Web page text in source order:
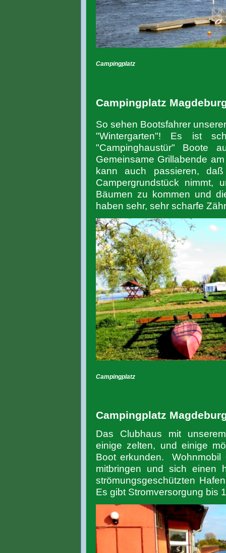
Campingplatz
Campingplatz
So sehen Bootsfahrer
"Wintergarten"! Es ist
"Campinghaustür" Boote
Gemeinsame Grillabende
kann auch passieren,
Campergrundstück nimmt,
Bäumen zu kommen und
haben sehr, sehr scharfe
Campingplatz
Campingplatz
Das Clubhaus mit
einige zelten, und einige
Boot erkunden. Wohnmobil
mitbringen und sich einen
strömungsgeschützten
Es gibt Stromversorgung bis